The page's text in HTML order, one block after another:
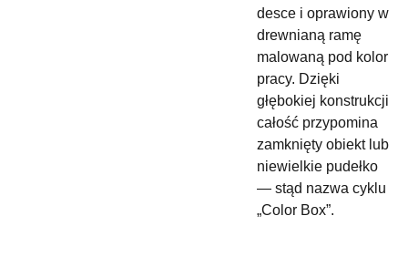
desce i oprawiony w
drewnianą ramę
malowaną pod kolor
pracy. Dzięki
głębokiej konstrukcji
całość przypomina
zamknięty obiekt lub
niewielkie pudełko
— stąd nazwa cyklu
„Color Box”.